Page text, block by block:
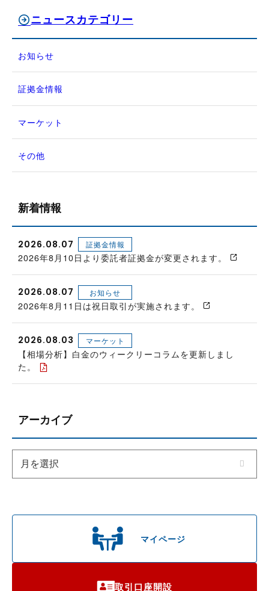
マイページ
取引口座開設
ニュースカテゴリー
お知らせ
証拠金情報
マーケット
その他
新着情報
2026.08.07 証拠金情報
2026年8月10日より委託者証拠金が変更されます。
2026.08.07 お知らせ
2026年8月11日は祝日取引が実施されます。
2026.08.03 マーケット
【相場分析】白金のウィークリーコラムを更新しまし
た。
アーカイブ